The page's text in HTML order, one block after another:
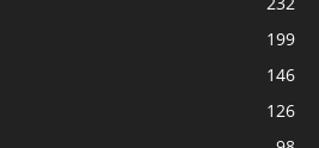
199
146
126